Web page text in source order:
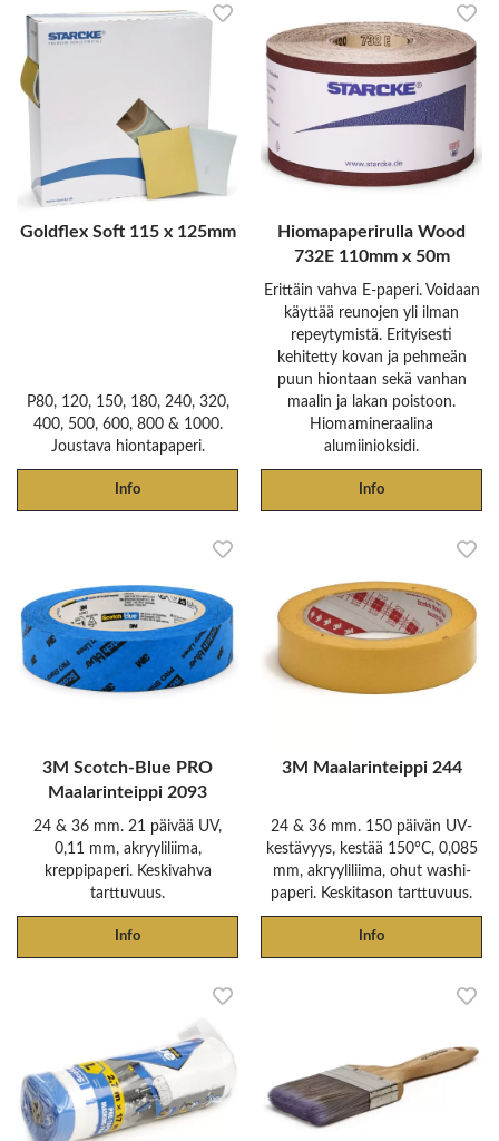
Goldflex Soft 115 x 125mm
P80, 120, 150, 180, 240, 320,
400, 500, 600, 800 & 1000.
Joustava hiontapaperi.
Info
Hiomapaperirulla Wood
732E 110mm x 50m
Erittäin vahva E-paperi. Voidaan
käyttää reunojen yli ilman
repeytymistä. Erityisesti
kehitetty kovan ja pehmeän
puun hiontaan sekä vanhan
maalin ja lakan poistoon.
Hiomamineraalina
alumiinioksidi.
Info
3M Scotch-Blue PRO
Maalarinteippi 2093
24 & 36 mm. 21 päivää UV,
0,11 mm, akryyliliima,
kreppipaperi. Keskivahva
tarttuvuus.
Info
3M Maalarinteippi 244
24 & 36 mm. 150 päivän UV-
kestävyys, kestää 150°C, 0,085
mm, akryyliliima, ohut washi-
paperi. Keskitason tarttuvuus.
Info